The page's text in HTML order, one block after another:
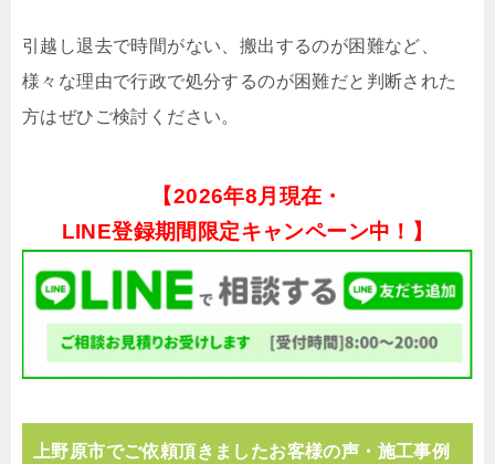
引越し退去で時間がない、搬出するのが困難など、
様々な理由で行政で処分するのが困難だと判断された
方はぜひご検討ください。
【2026年8月現在・
LINE登録期間限定キャンペーン中！】
上野原市でご依頼頂きましたお客様の声・施工事例